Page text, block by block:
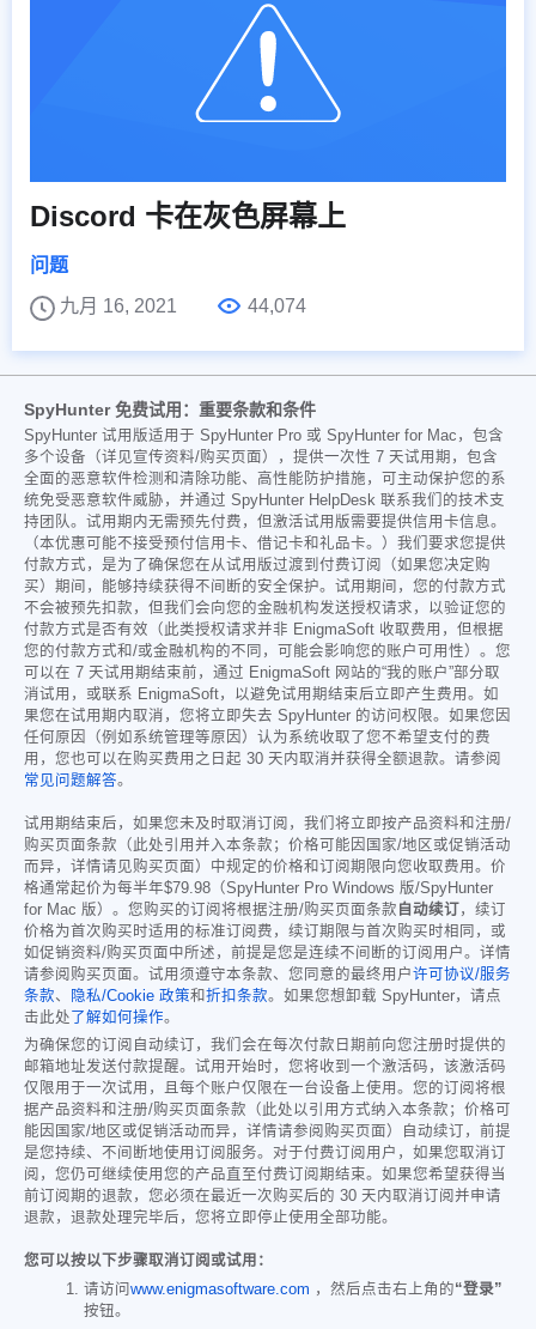
Discord 卡在灰色屏幕上
问题
九月 16, 2021
44,074
SpyHunter 免费试用：重要条款和条件
SpyHunter 试用版适用于 SpyHunter Pro 或 SpyHunter for Mac，包含
多个设备（详见宣传资料/购买页面），提供一次性 7 天试用期，包含
全面的恶意软件检测和清除功能、高性能防护措施，可主动保护您的系
统免受恶意软件威胁，并通过 SpyHunter HelpDesk 联系我们的技术支
持团队。试用期内无需预先付费，但激活试用版需要提供信用卡信息。
（本优惠可能不接受预付信用卡、借记卡和礼品卡。）我们要求您提供
付款方式，是为了确保您在从试用版过渡到付费订阅（如果您决定购
买）期间，能够持续获得不间断的安全保护。试用期间，您的付款方式
不会被预先扣款，但我们会向您的金融机构发送授权请求，以验证您的
付款方式是否有效（此类授权请求并非 EnigmaSoft 收取费用，但根据
您的付款方式和/或金融机构的不同，可能会影响您的账户可用性）。您
可以在 7 天试用期结束前，通过 EnigmaSoft 网站的“我的账户”部分取
消试用，或联系 EnigmaSoft，以避免试用期结束后立即产生费用。如
果您在试用期内取消，您将立即失去 SpyHunter 的访问权限。如果您因
任何原因（例如系统管理等原因）认为系统收取了您不希望支付的费
用，您也可以在购买费用之日起 30 天内取消并获得全额退款。请参阅
常见问题解答。
试用期结束后，如果您未及时取消订阅，我们将立即按产品资料和注册/
购买页面条款（此处引用并入本条款；价格可能因国家/地区或促销活动
而异，详情请见购买页面）中规定的价格和订阅期限向您收取费用。价
格通常起价为每半年$79.98 （SpyHunter Pro Windows 版/SpyHunter
for Mac 版）。您购买的订阅将根据注册/购买页面条款 自动续订，续订
价格为首次购买时适用的标准订阅费，续订期限与首次购买时相同，或
如促销资料/购买页面中所述，前提是您是连续不间断的订阅用户。详情
请参阅购买页面。试用须遵守本条款、您同意的最终用户许可协议/服务
条款、 隐私/Cookie 政策和折扣条款。如果您想卸载 SpyHunter，请点
击此处了解如何操作。
为确保您的订阅自动续订，我们会在每次付款日期前向您注册时提供的
邮箱地址发送付款提醒。试用开始时，您将收到一个激活码，该激活码
仅限用于一次试用，且每个账户仅限在一台设备上使用。您的订阅将根
据产品资料和注册/购买页面条款（此处以引用方式纳入本条款；价格可
能因国家/地区或促销活动而异，详情请参阅购买页面）自动续订，前提
是您持续、不间断地使用订阅服务。对于付费订阅用户，如果您取消订
阅，您仍可继续使用您的产品直至付费订阅期结束。如果您希望获得当
前订阅期的退款，您必须在最近一次购买后的 30 天内取消订阅并申请
退款，退款处理完毕后，您将立即停止使用全部功能。
您可以按以下步骤取消订阅或试用：
请访问 www.enigmasoftware.com ，然后点击右上角的“登录”
按钮。